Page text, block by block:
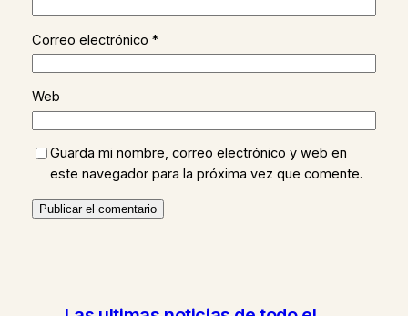
Correo electrónico *
Web
Guarda mi nombre, correo electrónico y web en
este navegador para la próxima vez que comente.